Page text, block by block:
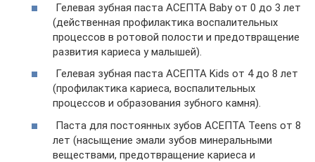
Гелевая зубная паста АСЕПТА Baby от 0 до 3 лет
(действенная профилактика воспалительных
процессов в ротовой полости и предотвращение
развития кариеса у малышей).
Гелевая зубная паста АСЕПТА Kids от 4 до 8 лет
(профилактика кариеса, воспалительных
процессов и образования зубного камня).
Паста для постоянных зубов АСЕПТА Teens от 8
лет (насыщение эмали зубов минеральными
веществами, предотвращение кариеса и